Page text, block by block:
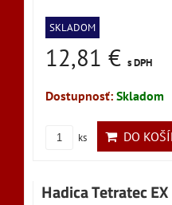
SKLADOM
12,81 € s DPH
Dostupnosť: Skladom
ks DO
Hadica Tetratec